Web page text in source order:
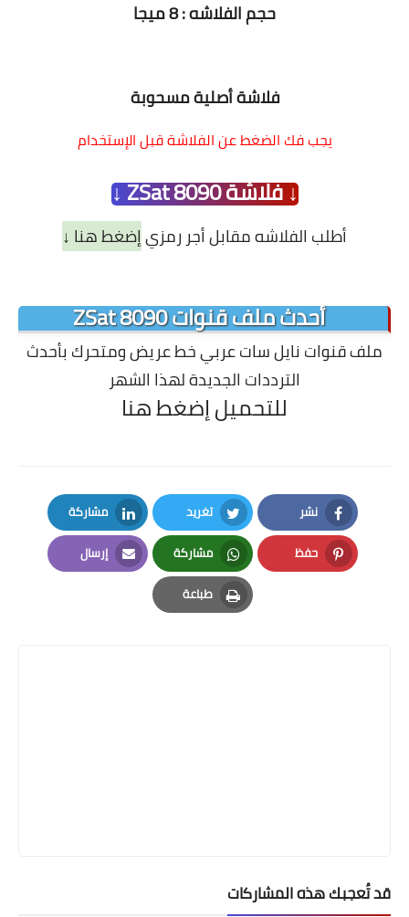
حجم الفلاشه : 8 ميجا
فلاشة أصلية مسحوبة
يجب فك الضغط عن الفلاشة قبل الإستخدام
↓ فلاشة ZSat 8090 ↓
أطلب الفلاشه مقابل أجر رمزيإضغط هنا ↓
أحدث ملف قنوات ZSat 8090
ملف قنوات نايل سات عربي خط عريض ومتحرك بأحدث
الترددات الجديدة لهذا الشهر
للتحميلإضغط هنا
نشر
Facebook
تغريد
Twitter
مشاركة
LinkedIn
حفظ
Pinterest
مشاركة
Whatsapp
إرسال
Email
طباعة
Print
قد تُعجبك هذه المشاركات